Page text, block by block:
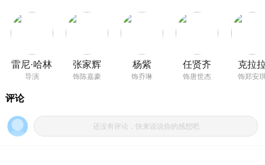
身边一切可以利用的器械，和法医中心的特殊地
势进行布局反击。逐渐被激怒的匪徒越发狂躁嗜
决心硬刚到底！
雷尼·哈林
导演
张家辉
饰陈嘉豪
杨紫
饰乔琳
任贤齐
饰唐世杰
克拉
饰郑安